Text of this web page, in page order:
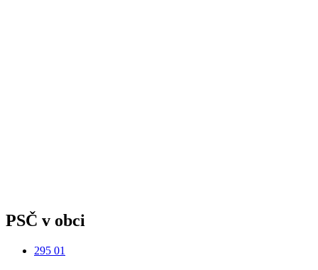
PSČ v obci
295 01